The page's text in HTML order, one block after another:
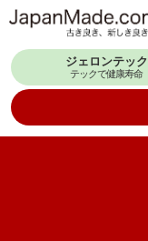
テ
ジェロンテック
テックで健康寿命